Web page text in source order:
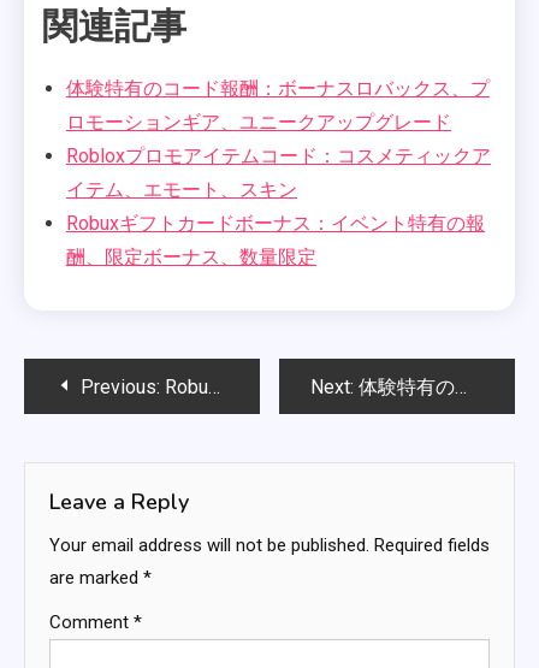
関連記事
体験特有のコード報酬：ボーナスロバックス、プ
ロモーションギア、ユニークアップグレード
Robloxプロモアイテムコード：コスメティックア
イテム、エモート、スキン
Robuxギフトカードボーナス：イベント特有の報
酬、限定ボーナス、数量限定
PostPrevious: Robuxギフトカードボーナス：引き換え可能なアイテム、特別イベント報酬、限定オファー Next: 体験特有のコード報酬：ゲーム内ボーナス、キャラクター強化、ユニークアイテム
Leave a Reply
Your email address will not be published. Required fields
are marked *
Comment *